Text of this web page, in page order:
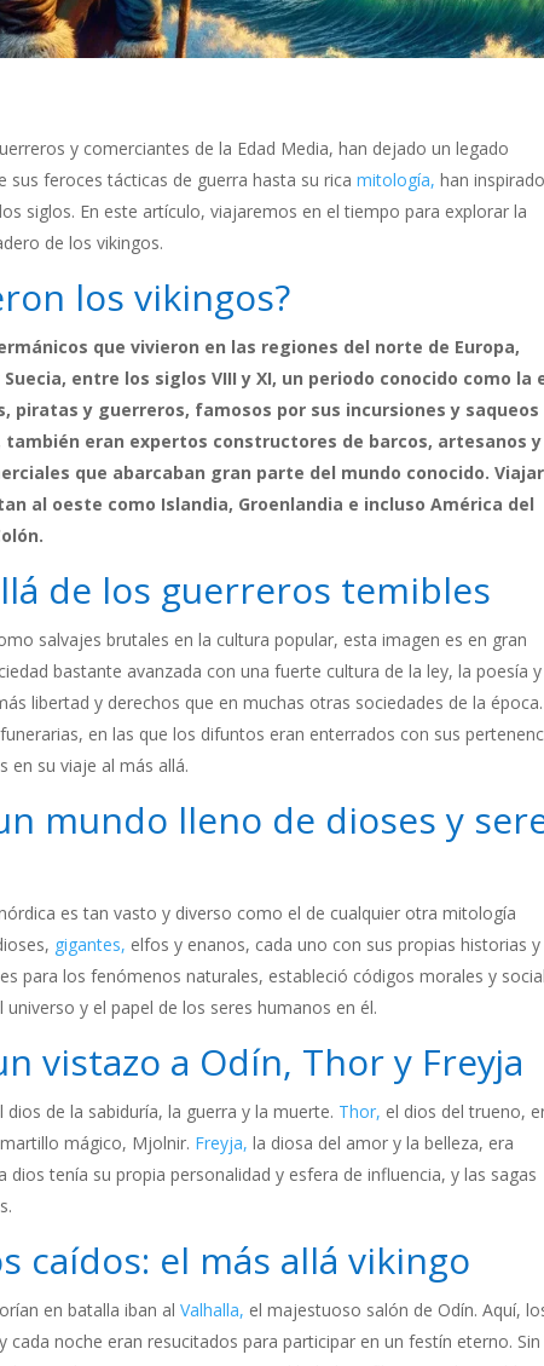
y comerciantes de la Edad Media, han dejado un legado
sus feroces tácticas de guerra hasta su ricamitología, han inspirado
siglos. En este artículo, viajaremos en el tiempo para explorar la
de los vikingos.
los vikingos?
que vivieron en las regiones del norte de Europa,
entre los siglos VIII y XI, un periodo conocido como la
piratas y guerreros, famosos por sus incursiones y saqueos
eran expertos constructores de barcos, artesanos y
que abarcaban gran parte del mundo conocido.
al oeste como Islandia, Groenlandia e incluso América del
de los guerreros temibles
salvajes brutales en la cultura popular, esta imagen es en gran
bastante avanzada con una fuerte cultura de la ley, la poesía y
libertad y derechos que en muchas otras sociedades de la época.
en las que los difuntos eran enterrados con sus
en su viaje al más allá.
mundo lleno de dioses y
es tan vasto y diverso como el de cualquier otra mitología
gigantes, elfos y enanos, cada uno con sus propias historias y
para los fenómenos naturales, estableció códigos morales y
y el papel de los seres humanos en él.
vistazo a Odín, Thor y Freyja
de la sabiduría, la guerra y la muerte. Thor, el dios del trueno,
mágico, Mjolnir. Freyja, la diosa del amor y la belleza, era
tenía su propia personalidad y esfera de influencia, y las sagas
caídos: el más allá vikingo
en batalla iban alValhalla, el majestuoso salón de Odín. Aquí,
cada noche eran resucitados para participar en un festín eterno. Sin